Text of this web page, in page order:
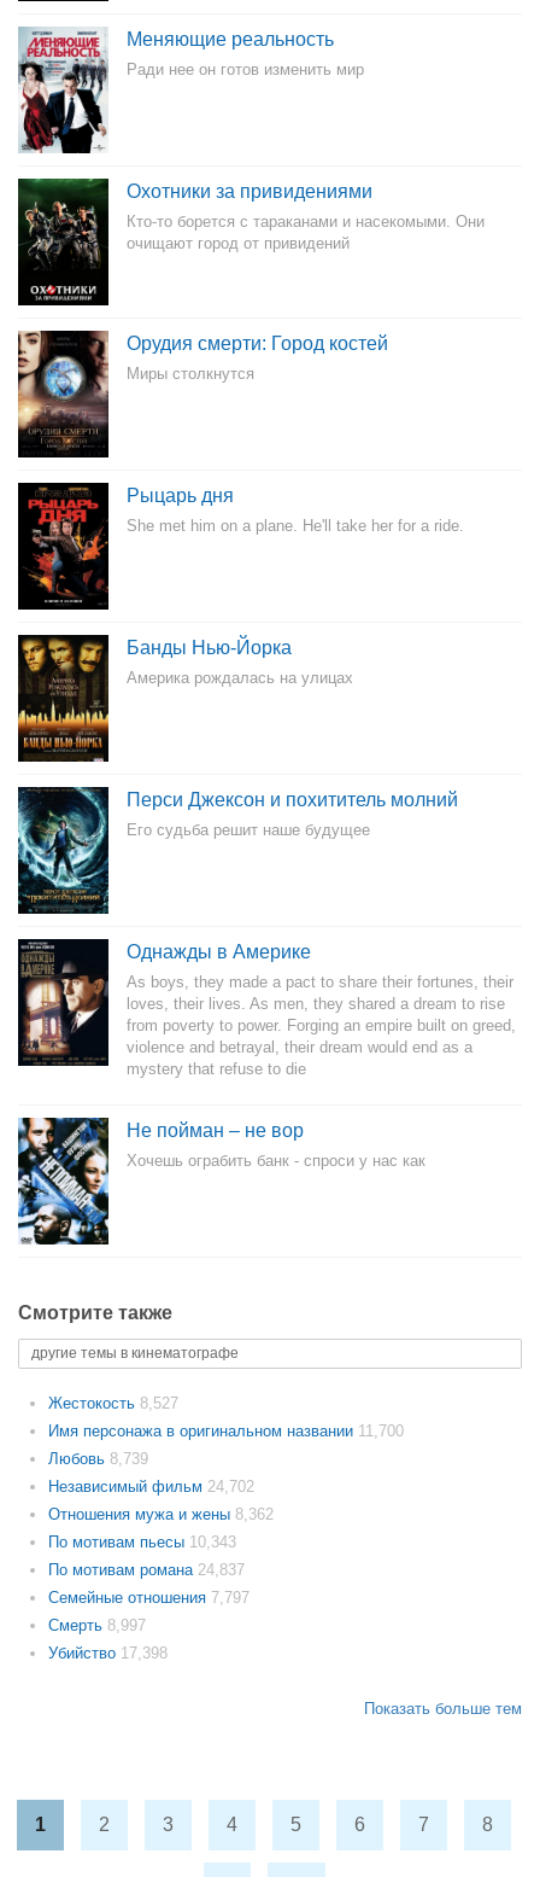
Меняющие реальность
Ради нее он готов изменить мир
Охотники за привидениями
Кто-то борется с тараканами и насекомыми. Они
очищают город от привидений
Орудия смерти: Город костей
Миры столкнутся
Рыцарь дня
She met him on a plane. He'll take her for a ride.
Банды Нью-Йорка
Америка рождалась на улицах
Перси Джексон и похититель молний
Его судьба решит наше будущее
Однажды в Америке
As boys, they made a pact to share their fortunes, their
loves, their lives. As men, they shared a dream to rise
from poverty to power. Forging an empire built on greed,
violence and betrayal, their dream would end as a
mystery that refuse to die
Не пойман – не вор
Хочешь ограбить банк - спроси у нас как
Смотрите также
другие темы в кинематографе
Жестокость 8,527
Имя персонажа в оригинальном названии 11,700
Любовь 8,739
Независимый фильм 24,702
Отношения мужа и жены 8,362
По мотивам пьесы 10,343
По мотивам романа 24,837
Семейные отношения 7,797
Смерть 8,997
Убийство 17,398
Показать больше тем
1 2 3 4 5 6 7 8